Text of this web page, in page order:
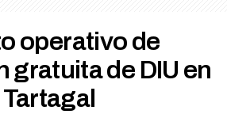
operativo de
gratuita de DIU en
Tartagal